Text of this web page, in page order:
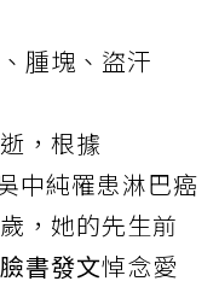
腫塊、盜汗
，根據
中純罹患淋巴癌
，她的先生前
臉書發文悼念愛